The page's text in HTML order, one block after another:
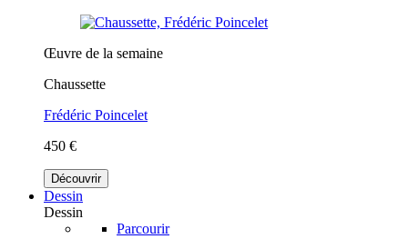
Œuvre de la semaine
Chaussette
Frédéric Poincelet
450 €
Découvrir
Dessin
Dessin
Parcourir